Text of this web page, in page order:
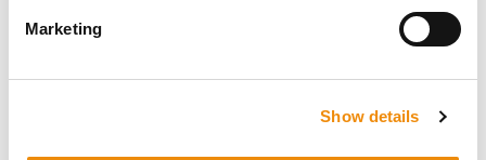
Marketing
Show details
FRAGE ZU DIESEM
PRODUKT? WIR
SIND FÜR SIE DA